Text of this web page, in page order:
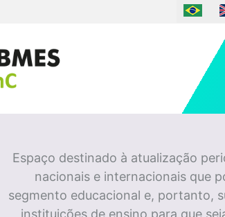
Espaço destinado à atualização
nacionais e internacionais que
segmento educacional e, portanto,
instituições de ensino para que